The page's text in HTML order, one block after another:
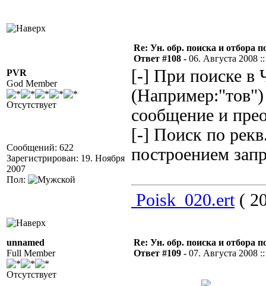
PVR
God Member
Отсутствует
Сообщений: 622
Зарегистрирован: 19. Ноября
2007
Пол:
Re: Ун. обр. поиска и отбора
Ответ #108 - 06. Августа 2008
[-] При поиске в
сообщение и
[-] Поиск по
построением
Poisk_020.ert(
unnamed
Full Member
Отсутствует
Re: Ун. обр. поиска и отбора
Ответ #109 - 07. Августа 2008